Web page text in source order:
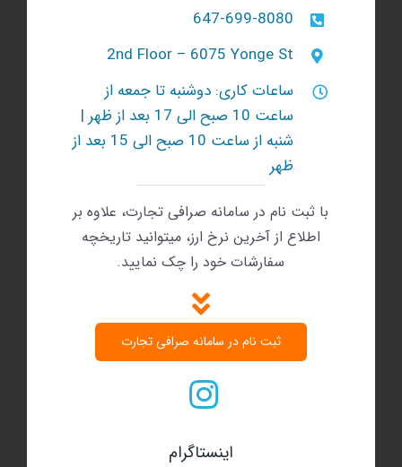
647-699-8080
2nd Floor – 6075 Yonge St
ساعات کاری: دوشنبه تا جمعه از
ساعت 10 صبح الی 17 بعد از ظهر |
شنبه‌ از ساعت 10 صبح الی 15 بعد از
ظهر
با ثبت نام در سامانه صرافی تجارت، علاوه بر
اطلاع از آخرین نرخ ارز، میتوانید تاریخچه
سفارشات خود را چک نمایید.
ثبت نام در سامانه صرافی تجارت
اینستاگرام